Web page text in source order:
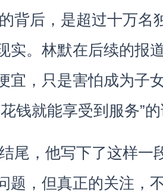
背后，是超过十万名
实。林默在后续的报
宜，只是害怕成为子
钱就能享受到服务”
尾，他写下了这样一
题，但真正的关注，